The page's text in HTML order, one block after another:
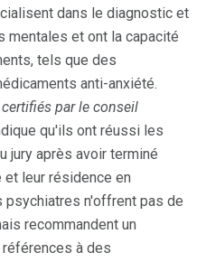
dans le diagnostic et
mentales et ont la capacité
tels que des
anti-anxiété.
certifiés par le conseil
qu'ils ont réussi les
jury après avoir terminé
leur résidence en
psychiatres n'offrent pas de
recommandent un
à des